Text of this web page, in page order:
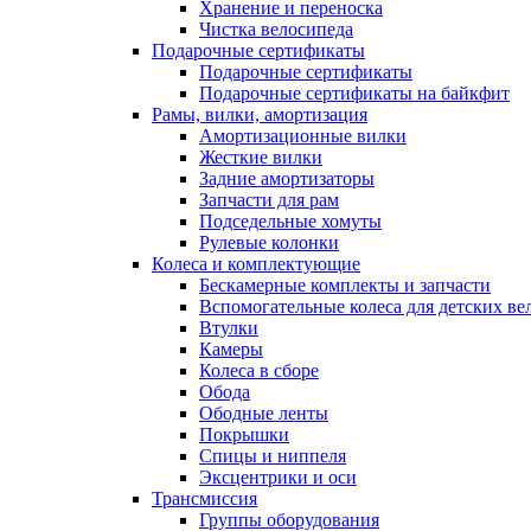
Хранение и переноска
Чистка велосипеда
Подарочные сертификаты
Подарочные сертификаты
Подарочные сертификаты на байкфит
Рамы, вилки, амортизация
Амортизационные вилки
Жесткие вилки
Задние амортизаторы
Запчасти для рам
Подседельные хомуты
Рулевые колонки
Колеса и комплектующие
Бескамерные комплекты и запчасти
Вспомогательные колеса для детских
Втулки
Камеры
Колеса в сборе
Обода
Ободные ленты
Покрышки
Спицы и ниппеля
Эксцентрики и оси
Трансмиссия
Группы оборудования